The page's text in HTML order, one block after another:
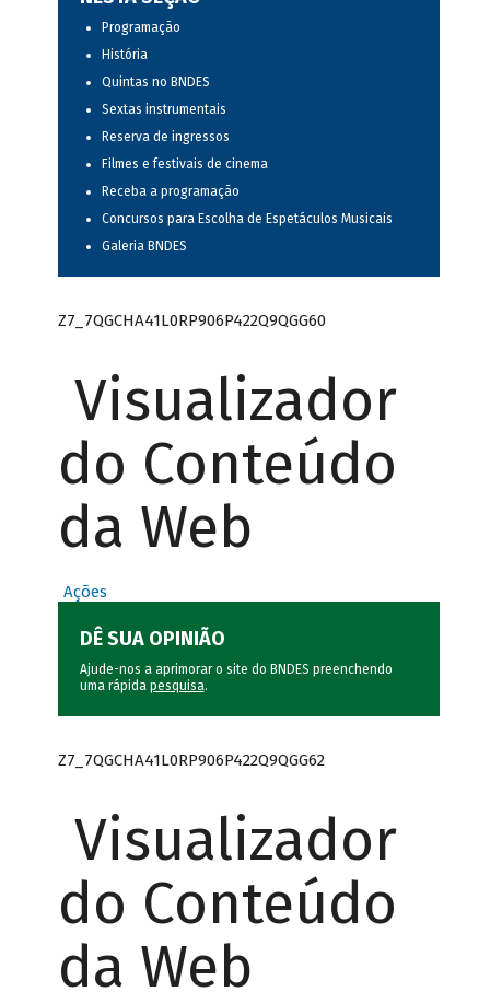
Programação
História
Quintas no BNDES
Sextas instrumentais
Reserva de ingressos
Filmes e festivais de cinema
Receba a programação
Concursos para Escolha de Espetáculos Musicais
Galeria BNDES
Z7_7QGCHA41L0RP906P422Q9QGG60
Visualizador
do Conteúdo
da Web
Ações
DÊ SUA OPINIÃO
Ajude-nos a aprimorar o site do BNDES preenchendo
uma rápida pesquisa.
Z7_7QGCHA41L0RP906P422Q9QGG62
Visualizador
do Conteúdo
da Web